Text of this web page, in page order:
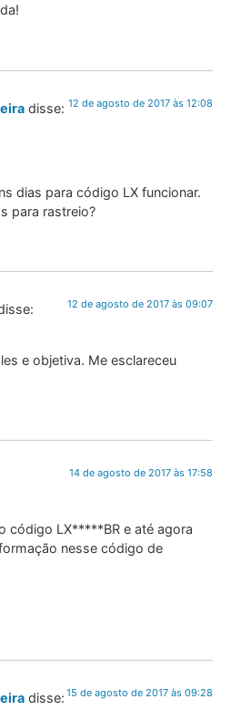
disse: 12 de agosto de 2017 às 12:08
dias para código LX funcionar.
para rastreio?
12 de agosto de 2017 às 09:07
e objetiva. Me esclareceu
14 de agosto de 2017 às 17:58
código LX*****BR e até agora
nesse código de
disse: 15 de agosto de 2017 às 09:28